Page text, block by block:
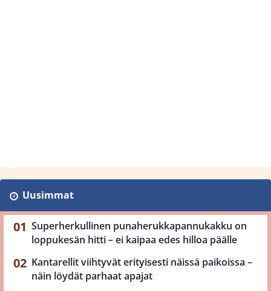
Uusimmat
Superherkullinen punaherukkapannukakku on
loppukesän hitti – ei kaipaa edes hilloa päälle
Kantarellit viihtyvät erityisesti näissä paikoissa –
näin löydät parhaat apajat